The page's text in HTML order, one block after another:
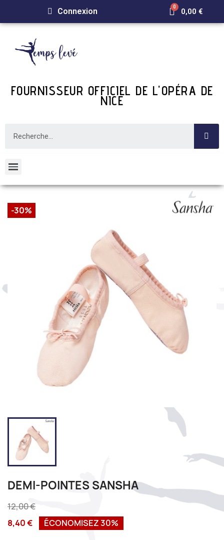
Connexion 0,00 €
FOURNISSEUR OFFICIEL DE L'OPÉRA DE
NICE
-30%
DEMI-POINTES SANSHA
12,00 €
8,40 €
ÉCONOMISEZ 30%